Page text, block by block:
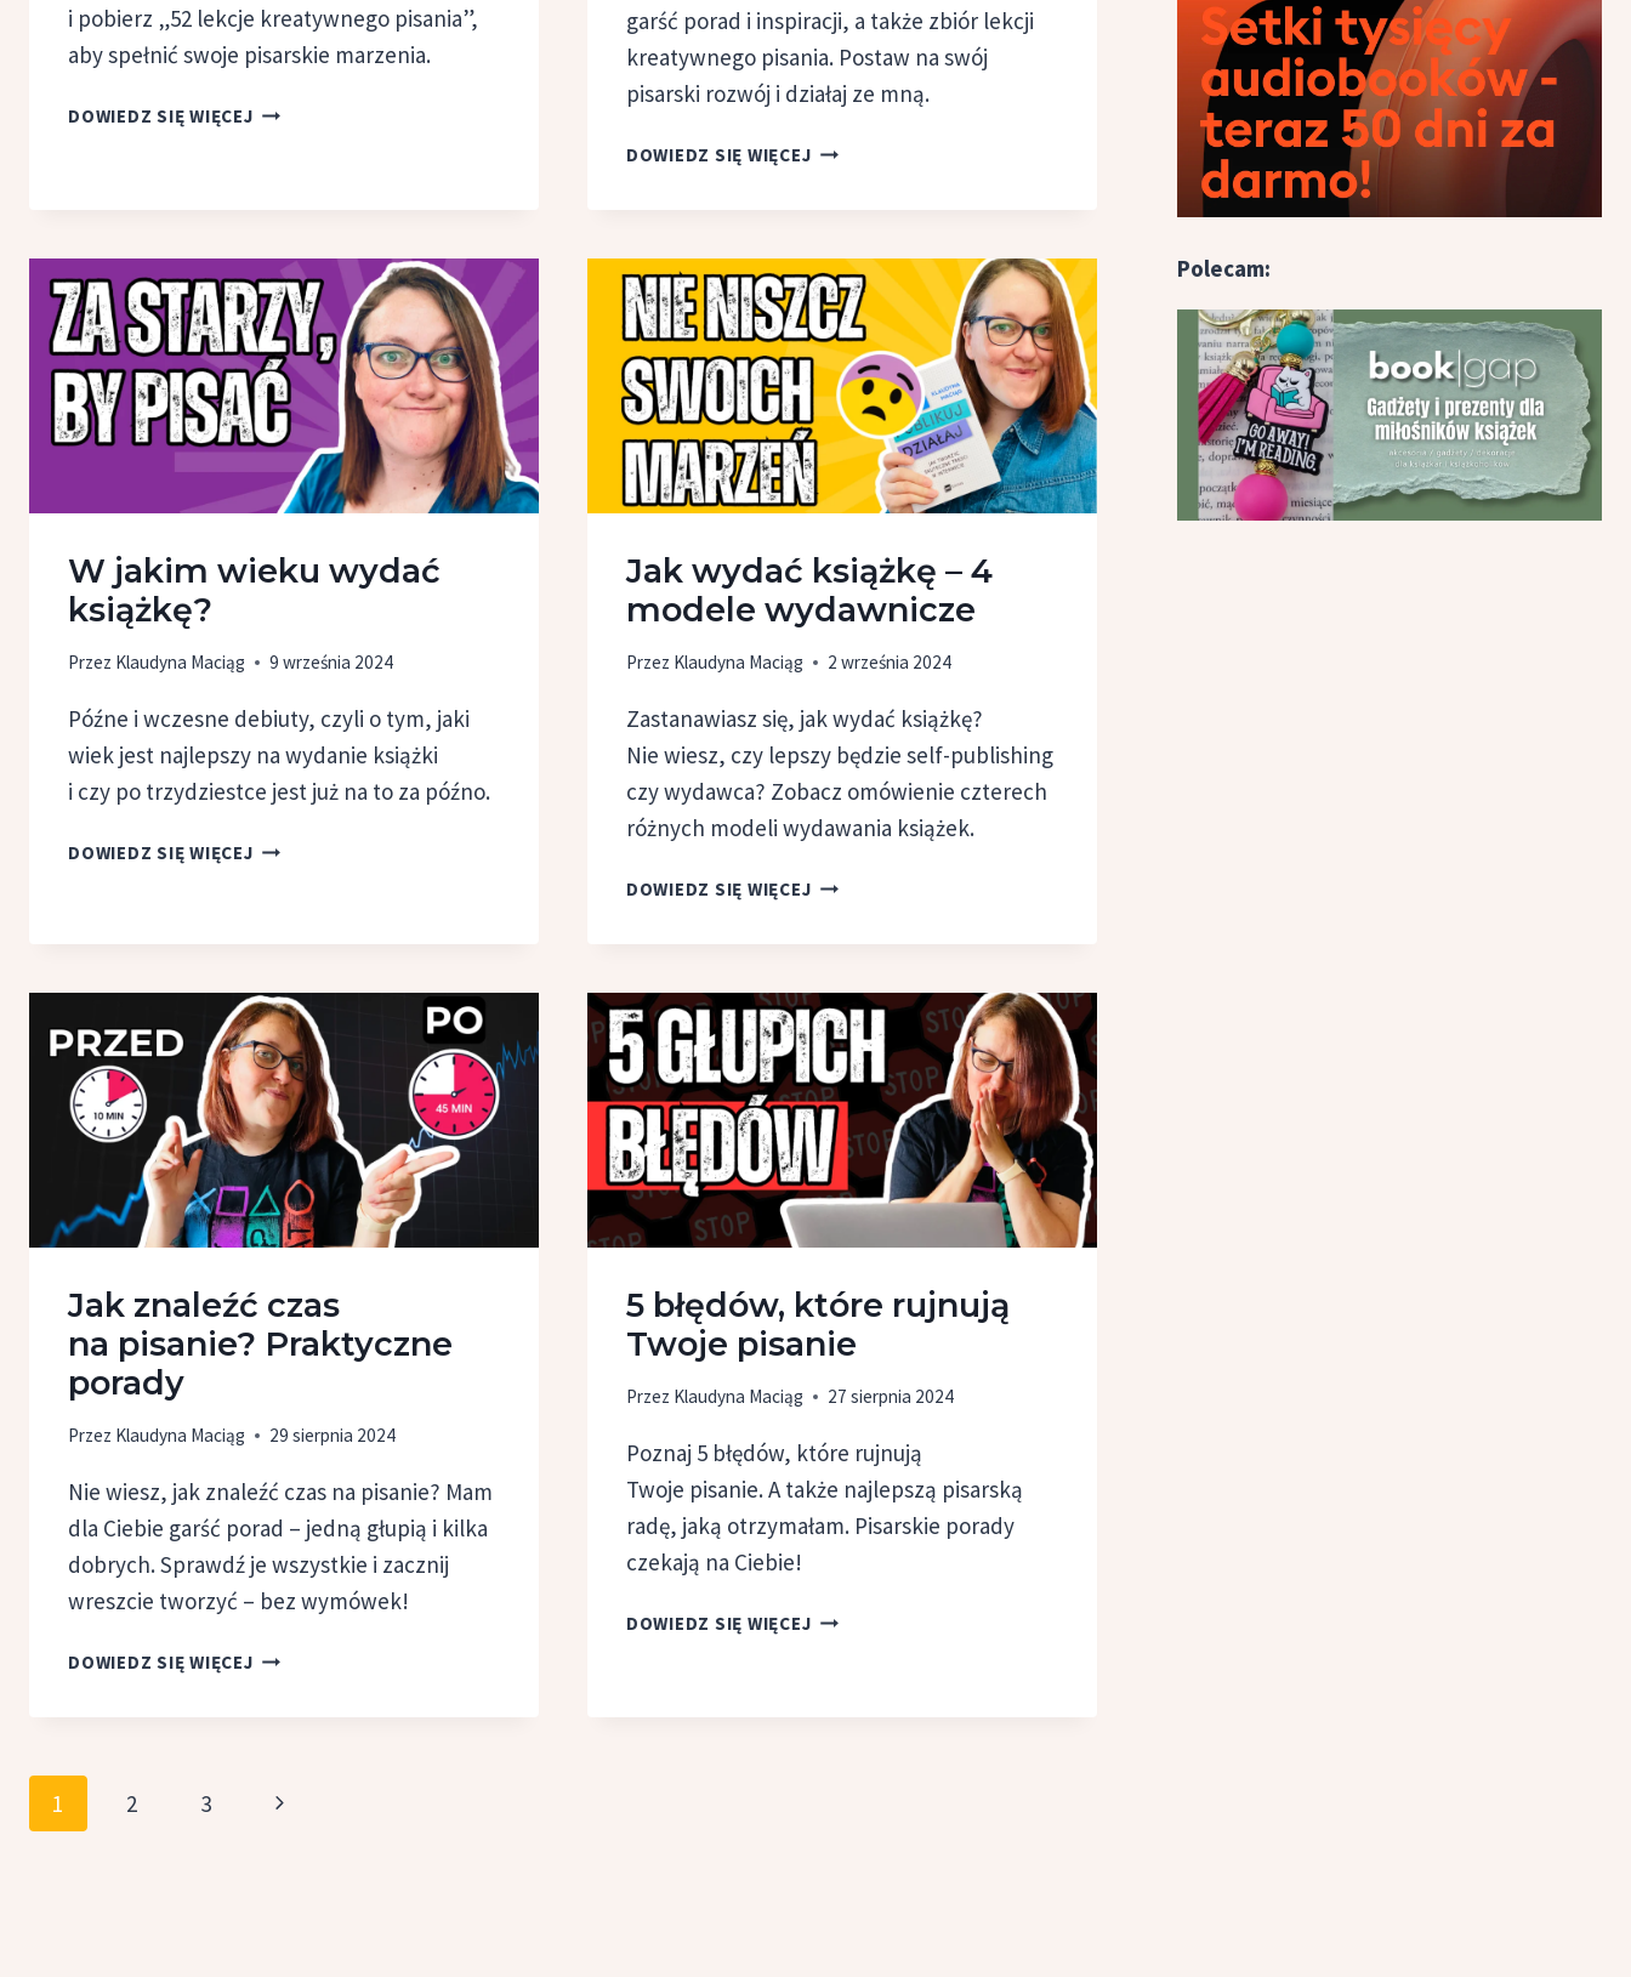
i pobierz „52 lekcje kreatywnego pisania”,
aby spełnić swoje pisarskie marzenia.
DOWIEDZ SIĘ WIĘCEJJAK
garść porad i inspiracji, a także zbiór lekcji
kreatywnego pisania. Postaw na swój
pisarski rozwój i działaj ze mną.
DOWIEDZ SIĘ WIĘCEJJAK
ĆWICZENIA
KREATYWNEGO
PISANIA
W jakim wieku wydać
książkę?
Przez Klaudyna Maciąg 9 września 2024
Późne i wczesne debiuty, czyli o tym, jaki
wiek jest najlepszy na wydanie książki
i czy po trzydziestce jest już na to za późno.
DOWIEDZ SIĘ WIĘCEJW JAKIM
Jak wydać książkę – 4
modele wydawnicze
Przez Klaudyna Maciąg 2 września 2024
Zastanawiasz się, jak wydać książkę?
Nie wiesz, czy lepszy będzie self-publishing
czy wydawca? Zobacz omówienie czterech
różnych modeli wydawania książek.
DOWIEDZ SIĘ WIĘCEJJAK
4
MODELE
WYDAWNICZE
Jak znaleźć czas
na pisanie? Praktyczne
porady
Przez Klaudyna Maciąg 29 sierpnia 2024
Nie wiesz, jak znaleźć czas na pisanie? Mam
dla Ciebie garść porad – jedną głupią i kilka
dobrych. Sprawdź je wszystkie i zacznij
wreszcie tworzyć – bez wymówek!
DOWIEDZ SIĘ WIĘCEJJAK
PORADY
5 błędów, które rujnują
Twoje pisanie
Przez Klaudyna Maciąg 27 sierpnia 2024
Poznaj 5 błędów, które rujnują
Twoje pisanie. A także najlepszą pisarską
radę, jaką otrzymałam. Pisarskie porady
czekają na Ciebie!
DOWIEDZ SIĘ WIĘCEJ5
Nawigacja
strony
1 2 3
Następna
Polecam: